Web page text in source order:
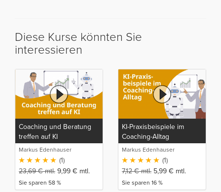
Diese Kurse könnten Sie
interessieren
Coaching und Beratung
treffen auf KI
Markus Edenhauser
(1)
23,69€mtl. 9,99 € mtl.
Sie sparen 58 %
KI-Praxisbeispiele im
Coaching-Alltag
Markus Edenhauser
(1)
7,12€mtl. 5,99 € mtl.
Sie sparen 16 %